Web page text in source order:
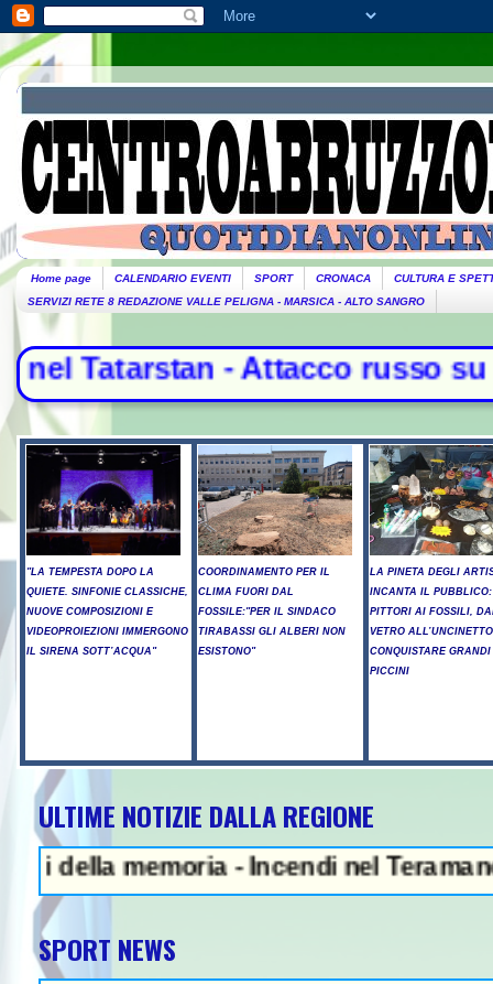
Home page CALENDARIO EVENTI SPORT CRONACA
CULTURA E
SERVIZI RETE 8 REDAZIONE VALLE PELIGNA - MARSICA - ALTO SANGRO
- Attacco russo su
"LA TEMPESTA DOPO LA
QUIETE. SINFONIE CLASSICHE,
NUOVE COMPOSIZIONI E
VIDEOPROIEZIONI IMMERGONO
IL SIRENA SOTT’ACQUA"
COORDINAMENTO PER IL
CLIMA FUORI DAL
FOSSILE:"PER IL SINDACO
TIRABASSI GLI ALBERI NON
ESISTONO"
LA PINETA DEGLI
INCANTA IL
PITTORI AI FOSSILI,
VETRO
CONQUISTARE GRANDI
PICCINI
ULTIME NOTIZIE DALLA REGIONE
memoria - Incendi nel Teramano,
SPORT NEWS